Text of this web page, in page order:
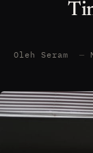
Oleh Seram —